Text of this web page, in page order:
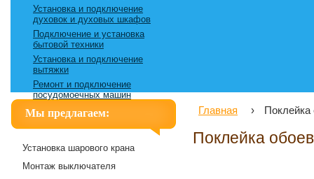
Установка и подключение
духовок и духовых шкафов
Подключение и установка
бытовой техники
Установка и подключение
вытяжки
Ремонт и подключение
посудомоечных машин
Главная › Поклейка
Поклейка обоев
Мы предлагаем:
Установка шарового крана
Монтаж выключателя